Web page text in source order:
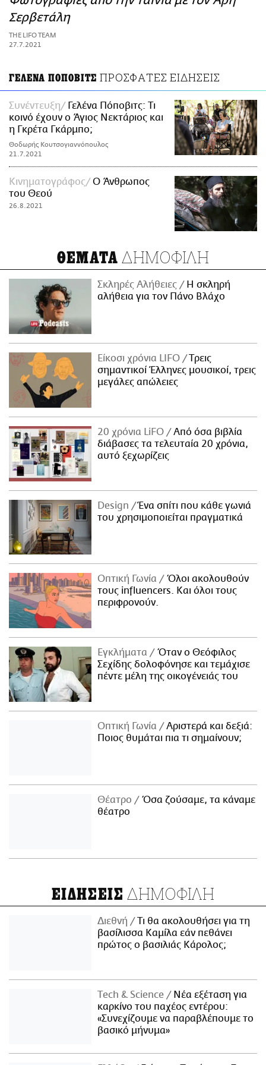
ΑΜΠΑ
PRINT
Σερβετάλη
THE LIFO TEAM
27.7.2021
ΓΕΛΕΝΑ ΠΟΠΟΒΙΤΣ ΠΡΟΣΦΑΤΕΣ ΕΙΔΗΣΕΙΣ
Συνέντευξη
Γελένα Πόποβιτς: Τι
κοινό έχουν ο Άγιος Νεκτάριος και
η Γκρέτα Γκάρμπο;
Θοδωρής Κουτσογιαννόπουλος
21.7.2021
Κινηματογράφος Ο Άνθρωπος
του Θεού
26.8.2021
ΘΕΜΑΤΑ ΔΗΜΟΦΙΛΗ
Σκληρές Αλήθειες
H σκληρή
αλήθεια για τον Πάνο Βλάχο
Είκοσι χρόνια LIFO
Tρεις
σημαντικοί Έλληνες μουσικοί, τρεις
μεγάλες απώλειες
20 χρόνια LiFO
Από όσα βιβλία
διάβασες τα τελευταία 20 χρόνια,
αυτό ξεχωρίζεις
Design
Ένα σπίτι που κάθε γωνιά
του χρησιμοποιείται πραγματικά
Οπτική Γωνία
Όλοι ακολουθούν
τους influencers. Και όλοι τους
περιφρονούν.
Εγκλήματα
Όταν ο Θεόφιλος
Σεχίδης δολοφόνησε και τεμάχισε
πέντε μέλη της οικογένειάς του
Οπτική Γωνία
Αριστερά και δεξιά:
Ποιος θυμάται πια τι σημαίνουν;
Θέατρο
Όσα ζούσαμε, τα κάναμε
θέατρο
ΕΙΔΗΣΕΙΣ ΔΗΜΟΦΙΛΗ
Διεθνή
Τι θα ακολουθήσει για τη
βασίλισσα Καμίλα εάν πεθάνει
πρώτος ο βασιλιάς Κάρολος;
Τech & Science
Νέα εξέταση για
καρκίνο του παχέος εντέρου:
«Συνεχίζουμε να παραβλέπουμε το
βασικό μήνυμα»